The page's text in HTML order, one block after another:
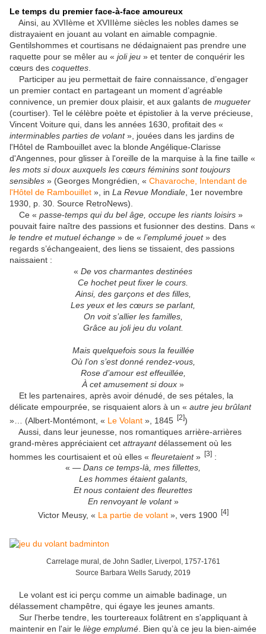
Le temps du premier face-à-face amoureux
Ainsi, au XVIIème et XVIIIème siècles les nobles dames se
distrayaient en jouant au volant en aimable compagnie.
Gentilshommes et courtisans ne dédaignaient pas prendre une
raquette pour se mêler au « joli jeu » et tenter de conquérir les
cœurs des coquettes
Participer au jeu permettait de faire connaissance, d’engager
un premier contact en partageant un moment d’agréable
connivence, un premier doux plaisir, et aux galants de mugueter
(courtiser). Tel le célèbre poète et épistolier à la verve précieuse,
Vincent Voiture qui, dans les années 1630, profitait des «
interminables parties de volant», jouées dans les jardins de
l'Hôtel de Rambouillet avec la blonde Angélique-Clarisse
d'Angennes, pour glisser à l'oreille de la marquise à la fine taille «
les mots si doux auxquels les cœurs féminins sont toujours
sensibles » (Georges Mongrédien, « Chavaroche, Intendant de
l'Hôtel de Rambouillet », in La Revue Mondiale , 1er novembre
1930, p. 30. Source RetroNews).
Ce « passe-temps qui du bel âge, occupe les riants loisirs »
pouvait faire naître des passions et fusionner des destins. Dans «
le tendre et mutuel échange » de « l’emplumé jouet» des
regards s’échangeaient, des liens se tissaient, des passions
naissaient :
« De vos charmantes destinées
Ce hochet peut fixer le cours.
Ainsi, des garçons et des filles,
Les yeux et les cœurs se parlant,
On voit s’allier les familles,
Grâce au joli jeu du volant.
Mais quelquefois sous la feuillée
Où l’on s’est donné rendez-vous,
Rose d’amour est effeuillée,
À cet amusement si doux »
Et les partenaires, après avoir dénudé, de ses pétales, la
délicate empourprée, se risquaient alors à un « autre jeu brûlant
»… (Albert-Montémont, « Le Volant », 1845 [2])
Aussi, dans leur jeunesse, nos romantiques arrière-arrières
grand-mères appréciaient cet attrayantdélassement où les
hommes les courtisaient et où elles « fleuretaient» [3] :
« — Dans ce temps-là, mes fillettes,
Les hommes étaient galants,
Et nous contaient des fleurettes
En renvoyant le volant»
Victor Meusy, « La partie de volant », vers 1900 [4]
Carrelage mural, de John Sadler, Liverpol, 1757-1761
Source Barbara Wells Sarudy, 2019
Le volant est ici perçu comme un aimable badinage, un
délassement champêtre, qui égaye les jeunes amants.
Sur l'herbe tendre, les tourtereaux folâtrent en s'appliquant à
maintenir en l'air le liège emplumé . Bien qu’à ce jeu la bien-aimée